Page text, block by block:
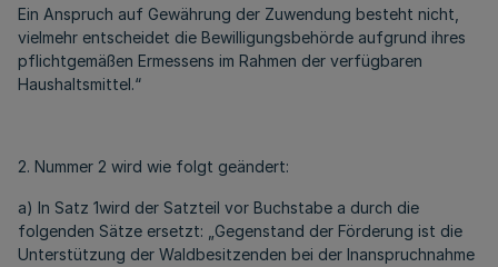
Ein Anspruch auf Gewährung der Zuwendung besteht nicht,
vielmehr entscheidet die Bewilligungsbehörde aufgrund ihres
pflichtgemäßen Ermessens im Rahmen der verfügbaren
Haushaltsmittel.“
2. Nummer 2 wird wie folgt geändert:
a) In Satz 1wird der Satzteil vor Buchstabe a durch die
folgenden Sätze ersetzt: „Gegenstand der Förderung ist die
Unterstützung der Waldbesitzenden bei der Inanspruchnahme